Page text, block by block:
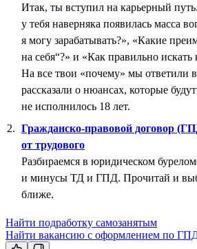
Итак, ты вступил на карьерный
у тебя наверняка появилась масса
я могу зарабатывать?», «Какие
на себя“?» и «Как правильно
На все твои «почему» мы ответили в
рассказали о нюансах, которые
не исполнилось 18 лет.
Гражданско-правовой договор
от трудового
Разбираемся в юридическом
и минусы ТД и ГПД. Прочитай и
ближе.
Найти подработку самозанятым
Найти вакансию с оформлением по